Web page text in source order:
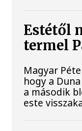
Estétől
termel
Magyar
hogy a
a második
este